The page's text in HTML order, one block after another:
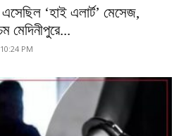
‘হাই এলার্ট’ মেসেজ,
মেদিনীপুরে...
PM